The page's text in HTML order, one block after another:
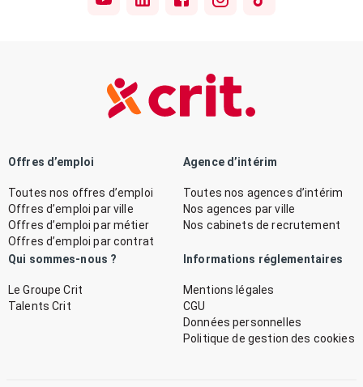
Offres d’emploi
Toutes nos offres d’emploi
Offres d’emploi par ville
Offres d’emploi par métier
Offres d’emploi par contrat
Agence d’intérim
Toutes nos agences d’intérim
Nos agences par ville
Nos cabinets de recrutement
Qui sommes-nous ?
Le Groupe Crit
Talents Crit
Informations réglementaires
Mentions légales
CGU
Données personnelles
Politique de gestion des cookies